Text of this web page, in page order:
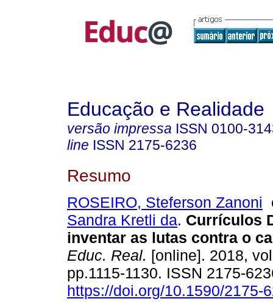
Educação e Realidade
versão impressa ISSN 0100-
line ISSN 2175-6236
Resumo
ROSEIRO, Steferson Zanoni
Sandra Kretli da. Currículos
inventar as lutas contra o
Educ. Real. [online]. 2018,
pp.1115-1130. ISSN 2175-
https://doi.org/10.1590/2175-